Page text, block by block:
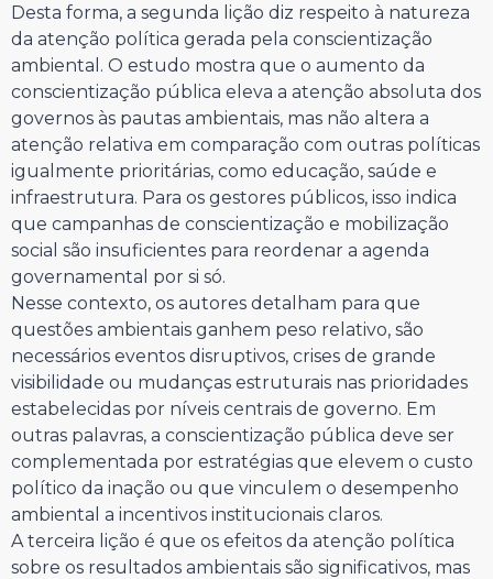
Desta forma, a segunda lição diz respeito à natureza
da atenção política gerada pela conscientização
ambiental. O estudo mostra que o aumento da
conscientização pública eleva a atenção absoluta dos
governos às pautas ambientais, mas não altera a
atenção relativa em comparação com outras políticas
igualmente prioritárias, como educação, saúde e
infraestrutura. Para os gestores públicos, isso indica
que campanhas de conscientização e mobilização
social são insuficientes para reordenar a agenda
governamental por si só.
Nesse contexto, os autores detalham para que
questões ambientais ganhem peso relativo, são
necessários eventos disruptivos, crises de grande
visibilidade ou mudanças estruturais nas prioridades
estabelecidas por níveis centrais de governo. Em
outras palavras, a conscientização pública deve ser
complementada por estratégias que elevem o custo
político da inação ou que vinculem o desempenho
ambiental a incentivos institucionais claros.
A terceira lição é que os efeitos da atenção política
sobre os resultados ambientais são significativos, mas